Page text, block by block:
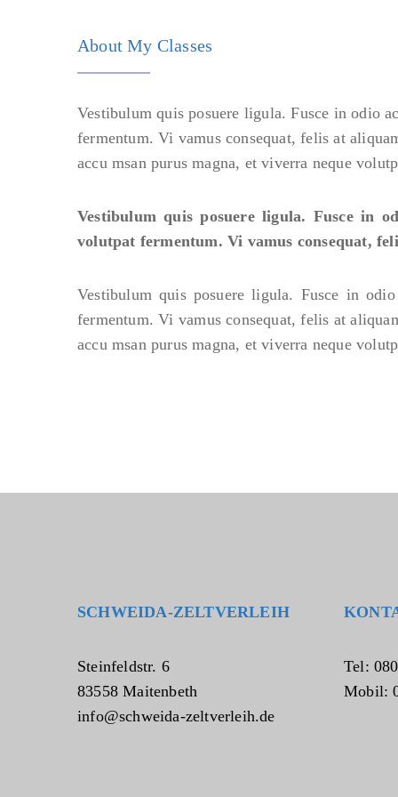
About My Classes
Vestibulum quis posuere ligula. Fusce in odio
fermentum. Vi vamus consequat, felis at
accu msan purus magna, et viverra neque
Vestibulum quis posuere ligula. Fusce in
volutpat fermentum. Vi vamus consequat,
Vestibulum quis posuere ligula. Fusce in
fermentum. Vi vamus consequat, felis at
accu msan purus magna, et viverra neque
SCHWEIDA-ZELTVERLEIH
Steinfeldstr. 6
83558 Maitenbeth
info@schweida-zeltverleih.de
Tel:
Mobil: